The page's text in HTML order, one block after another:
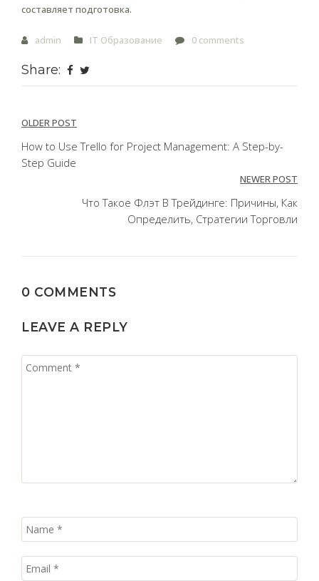
составляет подготовка.
admin IT Образование 0 comments
Share:
Post
navigation
OLDER POST
How to Use Trello for Project Management: A Step-by-
Step Guide
NEWER POST
Что Такое Флэт В Трейдинге: Причины, Как
Определить, Стратегии Торговли
0 COMMENTS
LEAVE A REPLY